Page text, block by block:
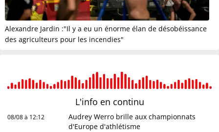
Alexandre Jardin :"Il y a eu un énorme élan de désobéissance
des agriculteurs pour les incendies"
L'info en continu
08/08 à 12:12
Audrey Werro brille aux championnats
d'Europe d'athlétisme